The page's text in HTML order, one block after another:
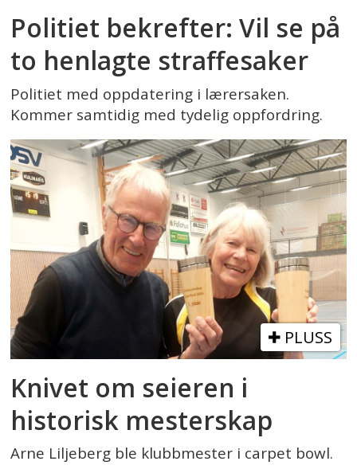
Politiet bekrefter: Vil se på
to henlagte straffesaker
Politiet med oppdatering i lærersaken.
Kommer samtidig med tydelig oppfordring.
PLUSS
Knivet om seieren i
historisk mesterskap
Arne Liljeberg ble klubbmester i carpet bowl.